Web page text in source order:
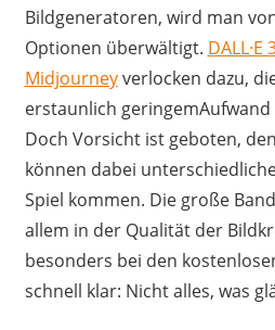
Bildgeneratoren, wird man
Optionen überwältigt. DALL·E
Midjourneyverlocken dazu,
erstaunlich
Doch Vorsicht ist geboten,
können dabei
Spiel kommen. Die große
allem in der Qualität der
besonders bei den
schnell klar: Nicht alles, was